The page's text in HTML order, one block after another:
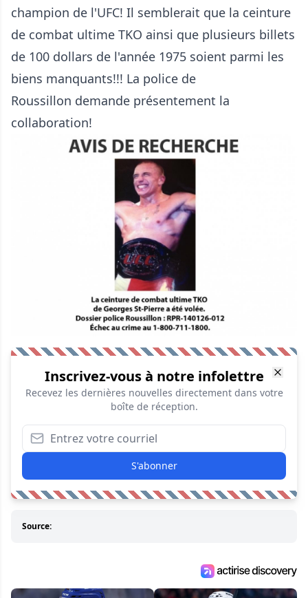
champion de l'UFC! Il semblerait que la ceinture
de combat ultime TKO ainsi que plusieurs billets
de 100 dollars de l'année 1975 soient parmi les
biens manquants!!! La police de
Roussillon demande présentement la
collaboration!
Inscrivez-vous à notre infolettre
Recevez les dernières nouvelles directement dans votre
boîte de réception.
S'abonner
Source: